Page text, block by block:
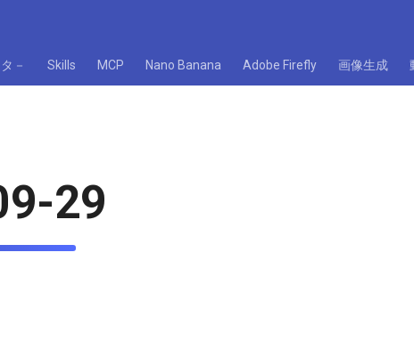
－ Skills MCP Nano Banana Adobe Firefly 画像生成
29